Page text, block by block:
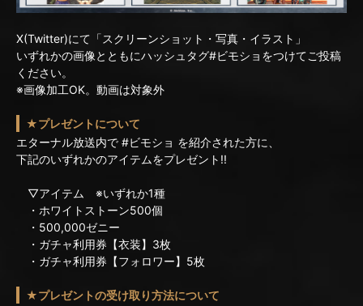
X(Twitter)にて「スクリーンショット・写真・イラスト」
いずれかの画像とともにハッシュタグ#ビモショをつけてご投稿
ください。
※画像加工OK。動画は対象外
★プレゼントについて
エターナル放送内で #ビモショ を紹介された方に、
下記のいずれかのアイテムをプレゼント!!
▽アイテム ※いずれか1種
・ホワイトストーン500個
・500,000ゼニー
・ガチャ利用券【衣装】3枚
・ガチャ利用券【フォロワー】5枚
★プレゼントの受け取り方法について